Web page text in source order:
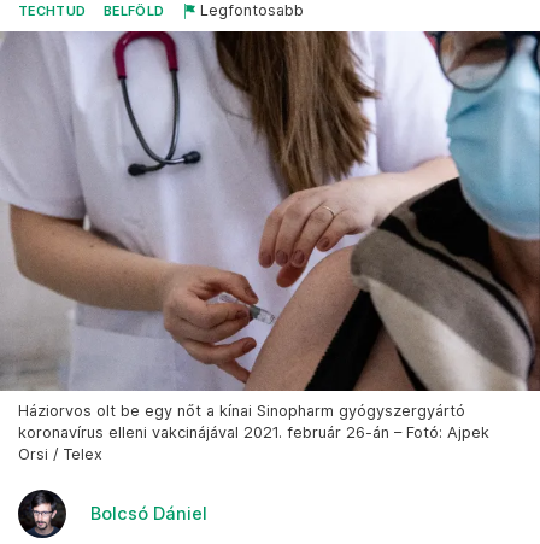
TECHTUD BELFÖLD Legfontosabb
Háziorvos olt be egy nőt a kínai Sinopharm gyógyszergyártó
koronavírus elleni vakcinájával 2021. február 26-án – Fotó: Ajpek
Orsi / Telex
Bolcsó Dániel